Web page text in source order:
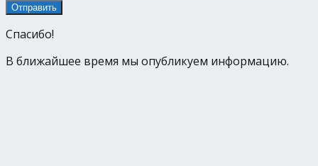
Спасибо!
В ближайшее время мы опубликуем информацию.